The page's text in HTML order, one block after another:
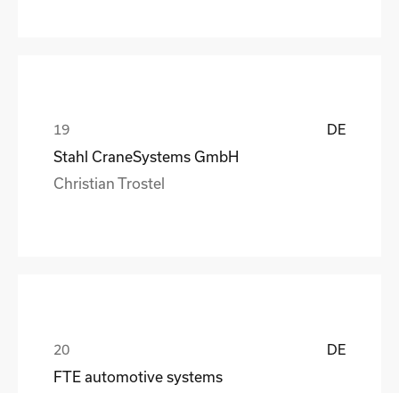
DE
Stahl CraneSystems GmbH
Christian Trostel
DE
FTE automotive systems